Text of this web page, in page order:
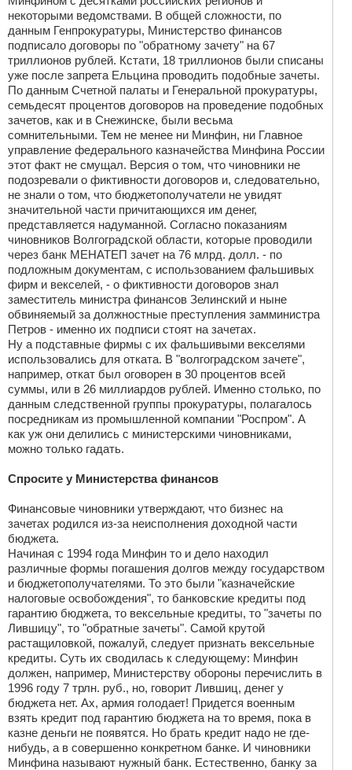
некоторыми ведомствами. В общей сложности, по
данным Генпрокуратуры, Министерство финансов
подписало договоры по "обратному зачету" на 67
триллионов рублей. Кстати, 18 триллионов были списаны
уже после запрета Ельцина проводить подобные зачеты.
По данным Счетной палаты и Генеральной прокуратуры,
семьдесят процентов договоров на проведение подобных
зачетов, как и в Снежинске, были весьма
сомнительными. Тем не менее ни Минфин, ни Главное
управление федерального казначейства Минфина России
этот факт не смущал. Версия о том, что чиновники не
подозревали о фиктивности договоров и, следовательно,
не знали о том, что бюджетополучатели не увидят
значительной части причитающихся им денег,
представляется надуманной. Согласно показаниям
чиновников Волгоградской области, которые проводили
через банк МЕНАТЕП зачет на 76 млрд. долл. - по
подложным документам, с использованием фальшивых
фирм и векселей, - о фиктивности договоров знал
заместитель министра финансов Зелинский и ныне
обвиняемый за должностные преступления замминистра
Петров - именно их подписи стоят на зачетах.
Ну а подставные фирмы с их фальшивыми векселями
использовались для отката. В "волгоградском зачете",
например, откат был оговорен в 30 процентов всей
суммы, или в 26 миллиардов рублей. Именно столько, по
данным следственной группы прокуратуры, полагалось
посредникам из промышленной компании "Роспром". А
как уж они делились с министерскими чиновниками,
можно только гадать.
Спросите у Министерства финансов
Финансовые чиновники утверждают, что бизнес на
зачетах родился из-за неисполнения доходной части
бюджета.
Начиная с 1994 года Минфин то и дело находил
различные формы погашения долгов между государством
и бюджетополучателями. То это были "казначейские
налоговые освобождения", то банковские кредиты под
гарантию бюджета, то вексельные кредиты, то "зачеты по
Лившицу", то "обратные зачеты". Самой крутой
растащиловкой, пожалуй, следует признать вексельные
кредиты. Суть их сводилась к следующему: Минфин
должен, например, Министерству обороны перечислить в
1996 году 7 трлн. руб., но, говорит Лившиц, денег у
бюджета нет. Ах, армия голодает! Придется военным
взять кредит под гарантию бюджета на то время, пока в
казне деньги не появятся. Но брать кредит надо не где-
нибудь, а в совершенно конкретном банке. И чиновники
Минфина называют нужный банк. Естественно, банку за